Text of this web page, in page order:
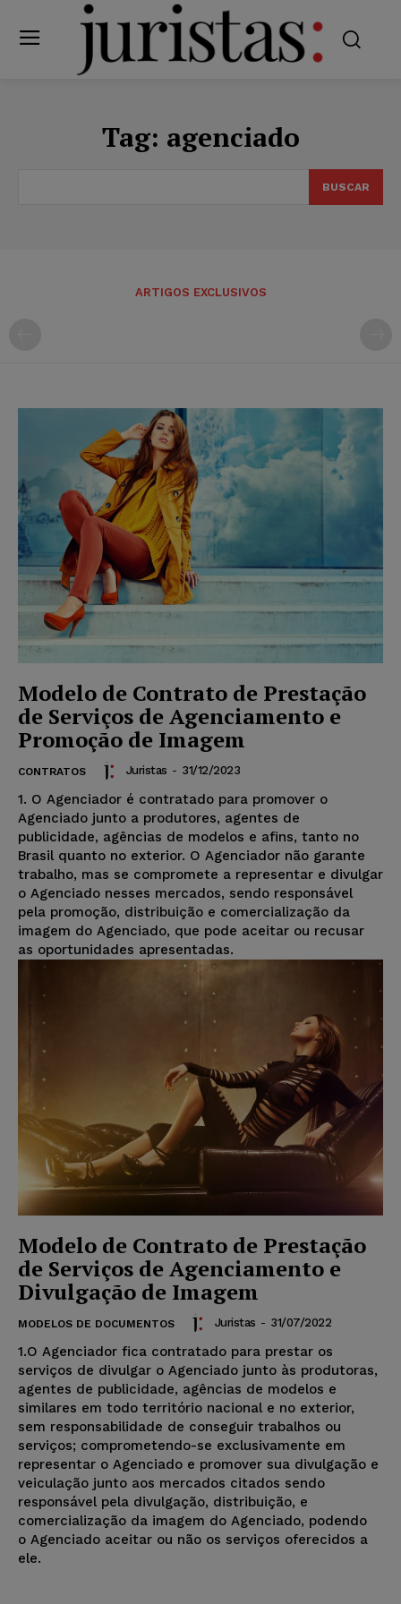
Tag: agenciado
BUSCAR
ARTIGOS EXCLUSIVOS
Modelo de Contrato de Prestação
de Serviços de Agenciamento e
Promoção de Imagem
CONTRATOS Juristas - 31/12/2023
1. O Agenciador é contratado para promover o
Agenciado junto a produtores, agentes de
publicidade, agências de modelos e afins, tanto no
Brasil quanto no exterior. O Agenciador não garante
trabalho, mas se compromete a representar e divulgar
o Agenciado nesses mercados, sendo responsável
pela promoção, distribuição e comercialização da
imagem do Agenciado, que pode aceitar ou recusar
as oportunidades apresentadas.
Modelo de Contrato de Prestação
de Serviços de Agenciamento e
Divulgação de Imagem
MODELOS DE DOCUMENTOS Juristas - 31/07/2022
1.O Agenciador fica contratado para prestar os
serviços de divulgar o Agenciado junto às produtoras,
agentes de publicidade, agências de modelos e
similares em todo território nacional e no exterior,
sem responsabilidade de conseguir trabalhos ou
serviços; comprometendo-se exclusivamente em
representar o Agenciado e promover sua divulgação e
veiculação junto aos mercados citados sendo
responsável pela divulgação, distribuição, e
comercialização da imagem do Agenciado, podendo
o Agenciado aceitar ou não os serviços oferecidos a
ele.